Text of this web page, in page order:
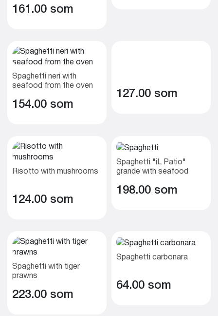
161.00 som
Spaghetti neri with
seafood from the oven
154.00 som
127.00 som
Risotto with mushrooms
124.00 som
Spaghetti "iL Patio"
grande with seafood
198.00 som
Spaghetti with tiger
prawns
223.00 som
Spaghetti carbonara
64.00 som